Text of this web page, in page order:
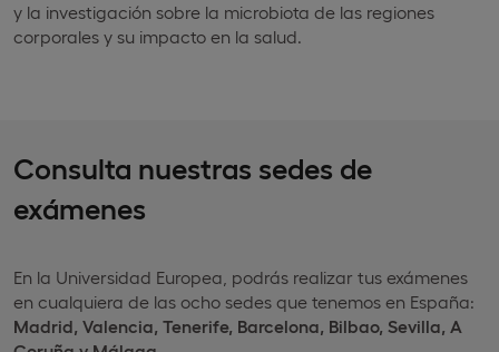
y la investigación sobre la microbiota de las regiones
corporales y su impacto en la salud.
Consulta nuestras sedes de
exámenes
En la Universidad Europea, podrás realizar tus exámenes
en cualquiera de las ocho sedes que tenemos en España:
Madrid, Valencia, Tenerife, Barcelona, Bilbao, Sevilla, A